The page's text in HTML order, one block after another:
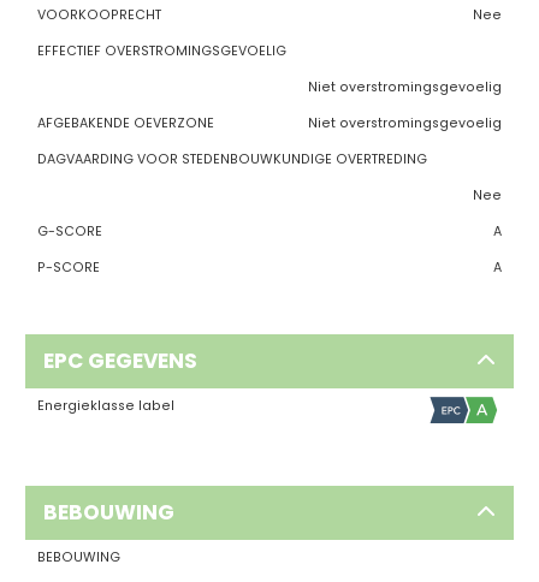
VOORKOOPRECHT
Nee
EFFECTIEF OVERSTROMINGSGEVOELIG
Niet overstromingsgevoelig
AFGEBAKENDE OEVERZONE
Niet overstromingsgevoelig
DAGVAARDING VOOR STEDENBOUWKUNDIGE OVERTREDING
Nee
G-SCORE
A
P-SCORE
A
EPC GEGEVENS
Energieklasse label
BEBOUWING
BEBOUWING